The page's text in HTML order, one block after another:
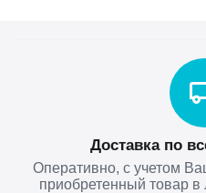
Доставка по
Оперативно, с учетом
приобретенный товар в